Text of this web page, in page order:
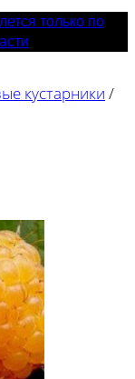
только по
кустарники /